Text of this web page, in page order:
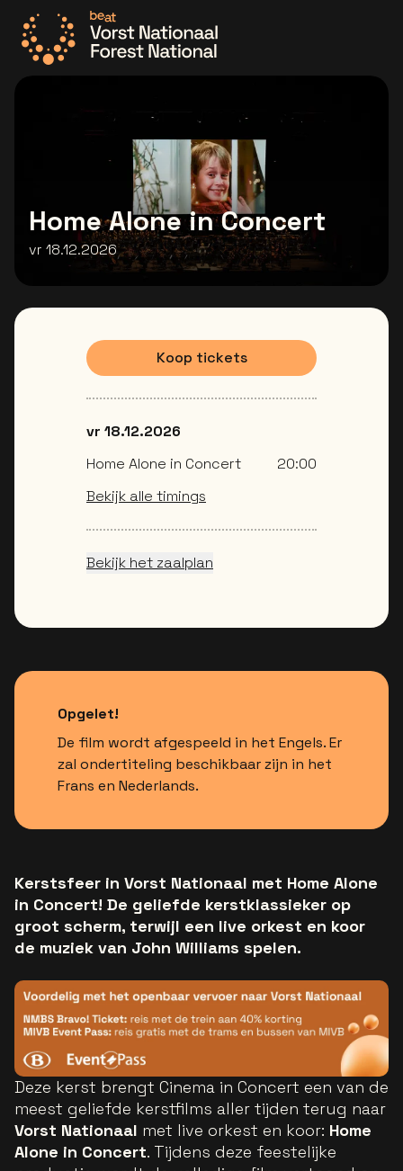
Home Alone in Concert
vr 18.12.2026
Opgelet!
De film wordt afgespeeld in het Engels. Er
zal ondertiteling beschikbaar zijn in het
Frans en Nederlands.
Kerstsfeer in Vorst Nationaal met Home Alone
in Concert! De geliefde kerstklassieker op
groot scherm, terwijl een live orkest en koor
de muziek van John Williams spelen.
Deze kerst brengt Cinema in Concert een van de
meest geliefde kerstfilms aller tijden terug naar
Vorst Nationaal met live orkest en koor: Home
Alone in Concert. Tijdens deze feestelijke
Koop tickets
vr 18.12.2026
Home Alone in Concert
20:00
Bekijk alle timings
Bekijk het zaalplan